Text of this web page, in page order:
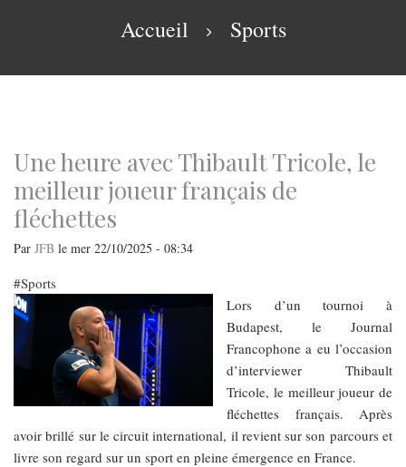
Accueil Sports
Une heure avec Thibault Tricole, le
meilleur joueur français de
fléchettes
Par JFB le mer 22/10/2025 - 08:34
Sports
Lors d’un tournoi à
Budapest, le Journal
Francophone a eu l’occasion
d’interviewer Thibault
Tricole, le meilleur joueur de
fléchettes français. Après
avoir brillé sur le circuit international, il revient sur son parcours et
livre son regard sur un sport en pleine émergence en France.